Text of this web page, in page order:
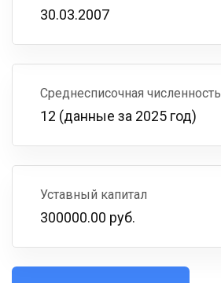
30.03.2007
Среднесписочная численность
12 (данные за 2025 год)
Уставный капитал
300000.00 руб.